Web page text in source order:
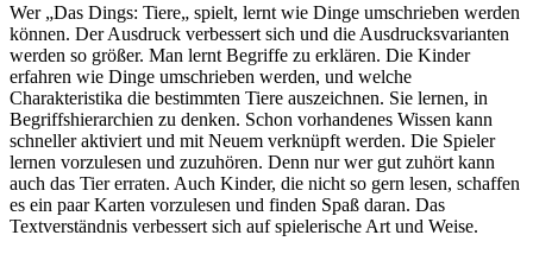
Wer „Das Dings: Tiere„ spielt, lernt wie Dinge umschrieben werden
können. Der Ausdruck verbessert sich und die Ausdrucksvarianten
werden so größer. Man lernt Begriffe zu erklären. Die Kinder
erfahren wie Dinge umschrieben werden, und welche
Charakteristika die bestimmten Tiere auszeichnen. Sie lernen, in
Begriffshierarchien zu denken. Schon vorhandenes Wissen kann
schneller aktiviert und mit Neuem verknüpft werden. Die Spieler
lernen vorzulesen und zuzuhören. Denn nur wer gut zuhört kann
auch das Tier erraten. Auch Kinder, die nicht so gern lesen, schaffen
es ein paar Karten vorzulesen und finden Spaß daran. Das
Textverständnis verbessert sich auf spielerische Art und Weise.